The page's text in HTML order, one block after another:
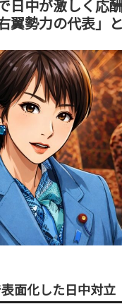
日中が激しく応
翼勢力の代表」
面化した日中対立